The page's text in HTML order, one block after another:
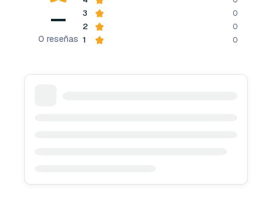
—
0 reseñas
3 0
2 0
1 0